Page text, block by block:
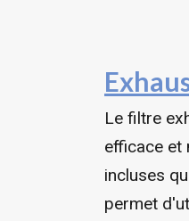
Le filtre
efficace et
incluses
permet